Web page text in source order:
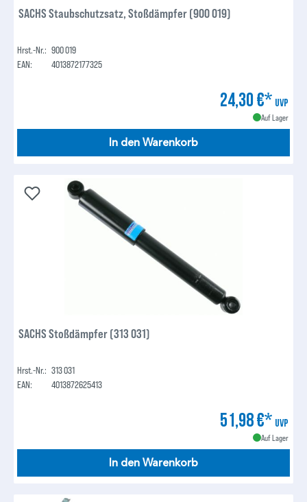
SACHS Staubschutzsatz, Stoßdämpfer (900 019)
Hrst.-Nr.: 900 019
EAN:
4013872177325
24,30 €* UVP
Auf Lager
In den Warenkorb
SACHS Stoßdämpfer (313 031)
Hrst.-Nr.: 313 031
EAN:
4013872625413
51,98 €* UVP
Auf Lager
In den Warenkorb